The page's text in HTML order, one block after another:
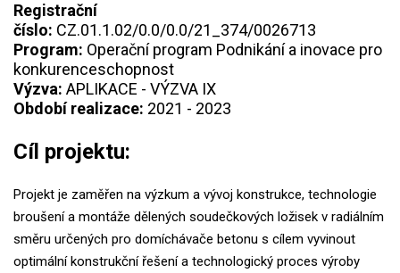
Registrační
číslo: CZ.01.1.02/0.0/0.0/21_374/0026713
Program: Operační program Podnikání a inovace pro
konkurenceschopnost
Výzva: APLIKACE - VÝZVA IX
Období realizace: 2021 - 2023
Cíl projektu:
Projekt je zaměřen na výzkum a vývoj konstrukce, technologie
broušení a montáže dělených soudečkových ložisek v radiálním
směru určených pro domíchávače betonu s cílem vyvinout
optimální konstrukční řešení a technologický proces výroby